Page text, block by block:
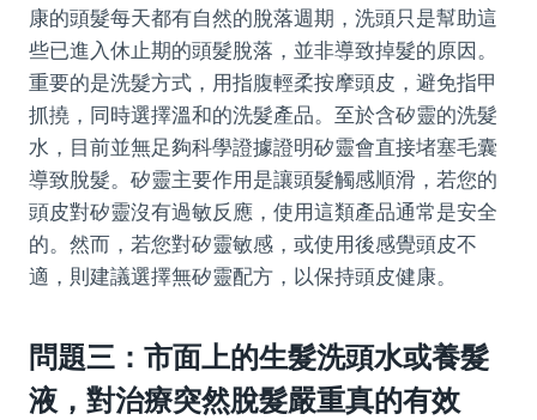
康的頭髮每天都有自然的脫落週期，洗頭只是幫助這
些已進入休止期的頭髮脫落，並非導致掉髮的原因。
重要的是洗髮方式，用指腹輕柔按摩頭皮，避免指甲
抓撓，同時選擇溫和的洗髮產品。至於含矽靈的洗髮
水，目前並無足夠科學證據證明矽靈會直接堵塞毛囊
導致脫髮。矽靈主要作用是讓頭髮觸感順滑，若您的
頭皮對矽靈沒有過敏反應，使用這類產品通常是安全
的。然而，若您對矽靈敏感，或使用後感覺頭皮不
適，則建議選擇無矽靈配方，以保持頭皮健康。
問題三：市面上的生髮洗頭水或養髮
液，對治療突然脫髮嚴重真的有效